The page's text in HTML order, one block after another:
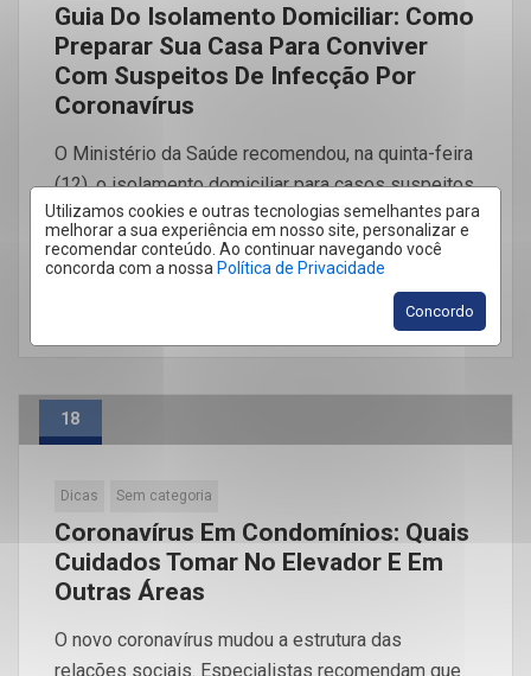
Utilizamos cookies e outras tecnologias semelhantes para
melhorar a sua experiência em nosso site, personalizar e
recomendar conteúdo. Ao continuar navegando você
concorda com a nossa Política de Privacidade
Concordo
Guia Do Isolamento Domiciliar: Como
Preparar Sua Casa Para Conviver
Com Suspeitos De Infecção Por
Coronavírus
O Ministério da Saúde recomendou, na quinta-feira
(12), o isolamento domiciliar para casos suspeitos
ou confirmados de infecção pelo novo coronavírus
e para viajantes que […]
18
Dicas Sem categoria
Coronavírus Em Condomínios: Quais
Cuidados Tomar No Elevador E Em
Outras Áreas
O novo coronavírus mudou a estrutura das
relações sociais. Especialistas recomendam que